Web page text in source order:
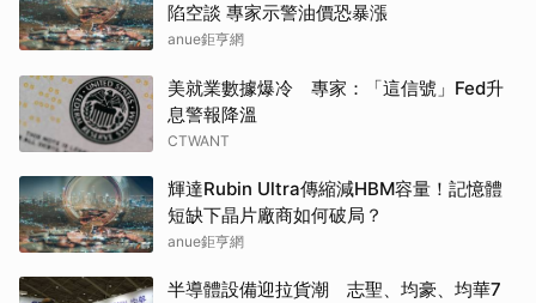
陷空談 專家示警油價恐暴漲
anue鉅亨網
美就業數據爆冷 專家：「這信號」Fed升
息警報降溫
CTWANT
輝達Rubin Ultra傳縮減HBM容量！記憶體
短缺下晶片廠商如何破局？
anue鉅亨網
半導體設備迎拉貨潮 志聖、均豪、均華7